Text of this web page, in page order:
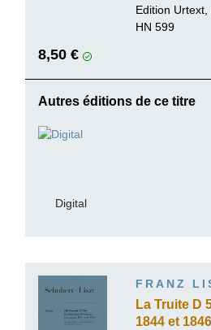
Edition
paperback
HN 599
8,50 €
Autres éditions de ce titre
Digital
FRANZ
La Truite D
1844 et 1846